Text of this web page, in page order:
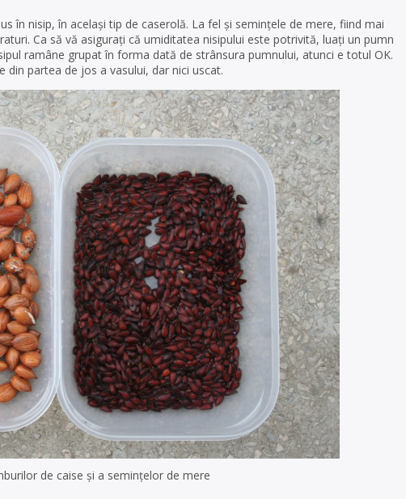
în nisip, în același tip de caserolă. La fel și semințele de mere, fiind mai
Ca să vă asigurați că umiditatea nisipului este potrivită, luați un pumn
ramâne grupat în forma dată de strânsura pumnului, atunci e totul OK.
din partea de jos a vasului, dar nici uscat.
de caise și a semințelor de mere